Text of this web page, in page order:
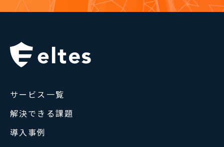
サービス一覧
解決できる課題
導入事例